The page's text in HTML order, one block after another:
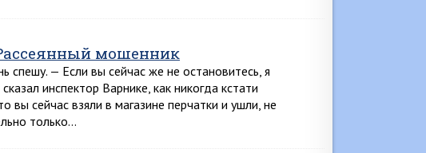
мошенник
— Если вы сейчас же не остановитесь, я
инспектор Варнике, как никогда кстати
вы сейчас взяли в магазине перчатки и ушли, не
только…